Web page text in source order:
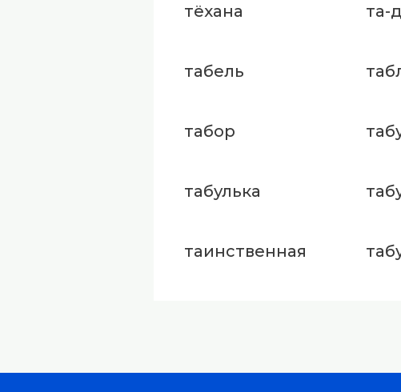
тёхана та-
табель
табор
табулька
таинственная